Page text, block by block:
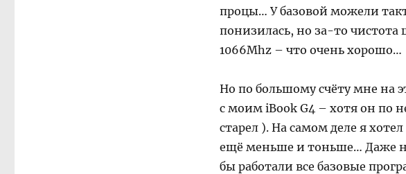
процы… У базовой можели
понизилась, но за-то
1066Mhz – что очень хорошо…
Но по большому счёту мне на
с моим iBook G4 – хотя он по
старел ). На самом деле я
ещё меньше и тоньше… Даже
бы работали все базовые